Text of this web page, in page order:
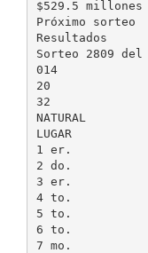
$529.5 millones
Próximo sorteo
Resultados
Sorteo 2809
014
20
32
NATURAL
LUGAR
1 er.
2 do.
3 er.
4 to.
5 to.
6 to.
7 mo.